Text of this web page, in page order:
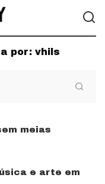
por: vhils
meias
e arte em